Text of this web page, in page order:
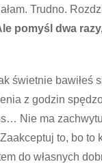
Trudno.
pomyśl dwa
świetnie
z godzin
Nie ma
to, bo
do własnych